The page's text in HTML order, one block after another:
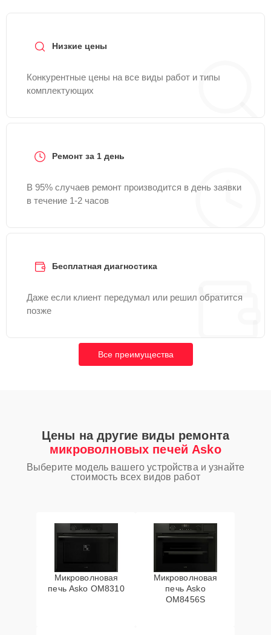
Низкие цены
Конкурентные цены на все виды работ и типы
комплектующих
Ремонт за 1 день
В 95% случаев ремонт производится в день заявки
в течение 1-2 часов
Бесплатная диагностика
Даже если клиент передумал или решил обратится
позже
Все преимущества
Цены на другие виды ремонта
микроволновых печей Asko
Выберите модель вашего устройства и узнайте
стоимость всех видов работ
Микроволновая
печь Asko OM8310
Микроволновая
печь Asko
OM8456S